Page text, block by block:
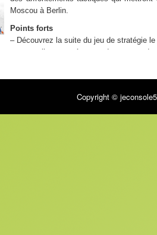
Moscou à Berlin.
Points forts
– Découvrez la suite du jeu de stratégie
vos nouvelles compétences de
Copyright ©